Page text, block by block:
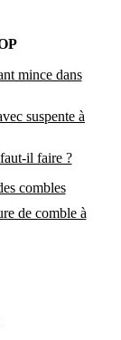
mince dans
suspente à
il faire ?
combles
de comble à